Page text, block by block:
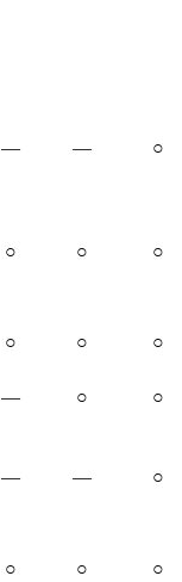
― ― ○
○ ○ ○
○ ○ ○
― ○ ○
― ― ○
○ ○ ○